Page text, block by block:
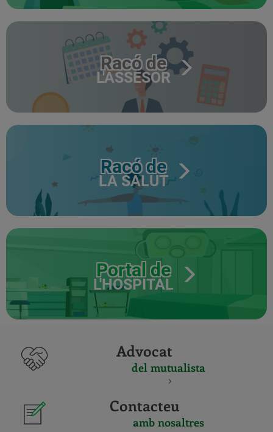
Racó de
L'ASSESOR
Racó de
LA SALUT
Portal de
L'HOSPITAL
Advocat
del mutualista
Contacteu
amb nosaltres